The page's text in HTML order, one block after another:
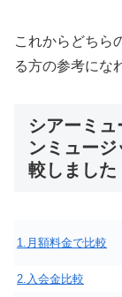
これからどちら
る方の参考にな
シアーミュ
ンミュー
較しました
1.月額料金で比較
2.入会金比較